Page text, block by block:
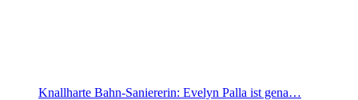
Knallharte Bahn-Saniererin: Evelyn Palla ist gena…